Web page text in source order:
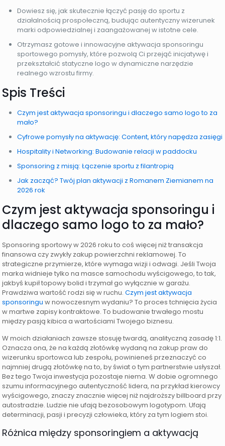
Dowiesz się, jak skutecznie łączyć pasję do sportu z
działalnością prospołeczną, budując autentyczny wizerunek
marki odpowiedzialnej i zaangażowanej w istotne cele.
Otrzymasz gotowe i innowacyjne aktywacja sponsoringu
sportowego pomysły, które pozwolą Ci przejąć inicjatywę i
przekształcić statyczne logo w dynamiczne narzędzie
realnego wzrostu firmy.
Spis Treści
Czym jest aktywacja sponsoringu i dlaczego samo logo to za
mało?
Cyfrowe pomysły na aktywację: Content, który napędza zasięgi
Hospitality i Networking: Budowanie relacji w paddocku
Sponsoring z misją: Łączenie sportu z filantropią
Jak zacząć? Twój plan aktywacji z Romanem Ziemianem na
2026 rok
Czym jest aktywacja sponsoringu i
dlaczego samo logo to za mało?
Sponsoring sportowy w 2026 roku to coś więcej niż transakcja
finansowa czy zwykły zakup powierzchni reklamowej. To
strategiczne przymierze, które wymaga wizji i odwagi. Jeśli Twoja
marka widnieje tylko na masce samochodu wyścigowego, to tak,
jakbyś kupił topowy bolid i trzymał go wyłącznie w garażu.
Prawdziwa wartość rodzi się w ruchu.Czym jest aktywacja
sponsoringu w nowoczesnym wydaniu? To proces tchnięcia życia
w martwe zapisy kontraktowe. To budowanie trwałego mostu
między pasją kibica a wartościami Twojego biznesu.
W moich działaniach zawsze stosuję twardą, analityczną zasadę 1:1.
Oznacza ona, że na każdą złotówkę wydaną na zakup praw do
wizerunku sportowca lub zespołu, powinieneś przeznaczyć co
najmniej drugą złotówkę na to, by świat o tym partnerstwie usłyszał.
Bez tego Twoja inwestycja pozostaje niema. W dobie ogromnego
szumu informacyjnego autentyczność lidera, na przykład kierowcy
wyścigowego, znaczy znacznie więcej niż najdroższy billboard przy
autostradzie. Ludzie nie ufają bezosobowym logotypom. Ufają
determinacji, pasji i precyzji człowieka, który za tym logiem stoi.
Różnica między sponsoringiem a aktywacją